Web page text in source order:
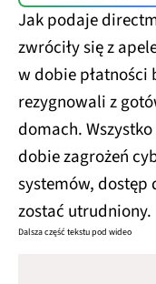
Jak podaje
zwróciły się z
w dobie płatności
rezygnowali z
domach.
dobie zagrożeń
systemów, dostęp
zostać utrudniony.
Dalsza część tekstu pod wideo